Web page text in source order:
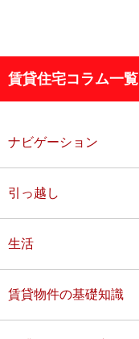
賃貸住宅コラム一覧
ナビゲーション
引っ越し
生活
賃貸物件の基礎知識